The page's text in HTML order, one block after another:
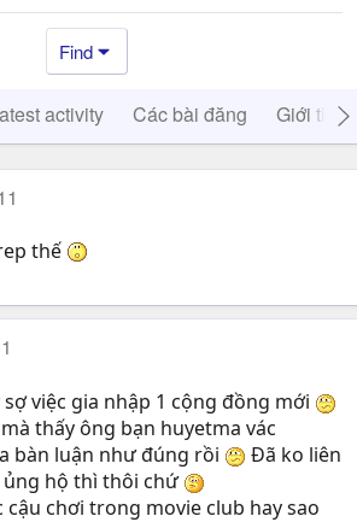
Find
activity Các bài đăng Giới thiệu
thế
việc gia nhập 1 cộng đồng mới
mà thấy ông bạn huyetma vác
bàn luận như đúng rồi
Đã ko liên
hộ thì thôi chứ
chơi trong movie club hay sao